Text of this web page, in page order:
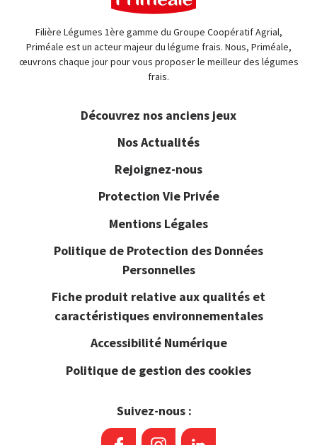
Filière Légumes 1ère gamme du Groupe Coopératif Agrial,
Priméale est un acteur majeur du légume frais. Nous, Priméale,
œuvrons chaque jour pour vous proposer le meilleur des légumes
frais.
Découvrez nos anciens jeux
Nos Actualités
Rejoignez-nous
Protection Vie Privée
Mentions Légales
Politique de Protection des Données
Personnelles
Fiche produit relative aux qualités et
caractéristiques environnementales
Accessibilité Numérique
Politique de gestion des cookies
Suivez-nous :